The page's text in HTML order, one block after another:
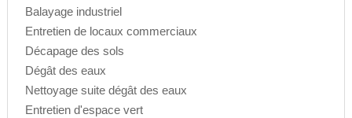
Balayage industriel
Entretien de locaux commerciaux
Décapage des sols
Dégât des eaux
Nettoyage suite dégât des eaux
Entretien d'espace vert